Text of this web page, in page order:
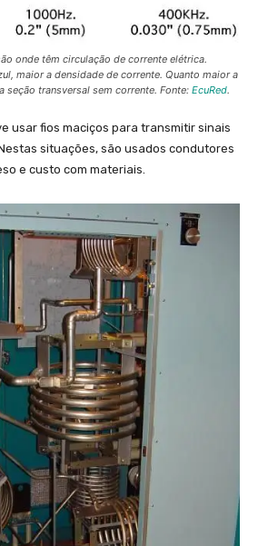
onde têm circulação de corrente elétrica.
maior a densidade de corrente. Quanto maior a
seção transversal sem corrente. Fonte: EcuRed.
usar fios maciços para transmitir sinais
situações, são usados condutores
e custo com materiais.